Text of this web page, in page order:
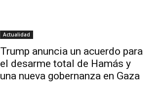
Actualidad
Trump anuncia un acuerdo para
el desarme total de Hamás y
una nueva gobernanza en Gaza